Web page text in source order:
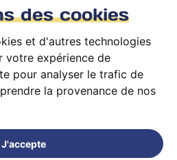
des cookies
et d'autres technologies
votre expérience de
pour analyser le trafic de
la provenance de nos
J'accepte
Privé tous droits réservés